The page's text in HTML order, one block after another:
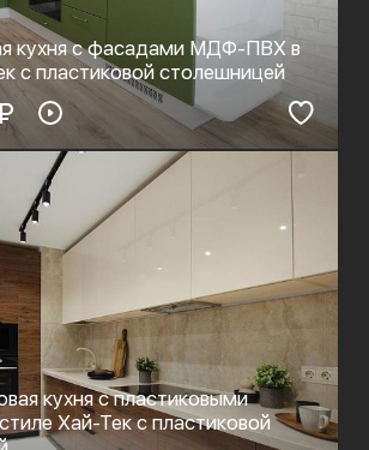
кухня с фасадами МДФ-ПВХ в
с пластиковой столешницей
кухня с пластиковыми
Хай-Тек с пластиковой